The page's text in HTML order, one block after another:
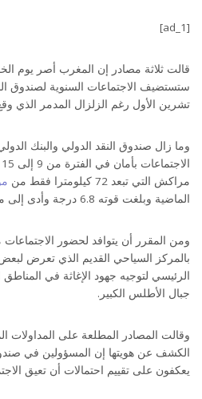
[ad_1]
قالت ثلاثة مصادر إن المغرب أصر يوم
ستستضيف الاجتماعات السنوية لصندوق
تشرين الأول رغم الزلزال المدمر الذي
وما زال صندوق النقد الدولي والبنك
مراكش التي تبعد 72 كيلومترا فقط من
الماضية وبلغت قوته 6.8 درجة وأدى إلى مقتل أكثر من 2900 شخص.
بالمركز السياحي القديم الذي تعرض لبعض
الرئيسي لتوجيه جهود الإغاثة في
جبال الأطلس الكبير.
وقالت المصادر المطلعة على المداولات
الكشف عن هويتها إن المسؤولين في
يعكفون على تقييم احتمالات أن تعيق